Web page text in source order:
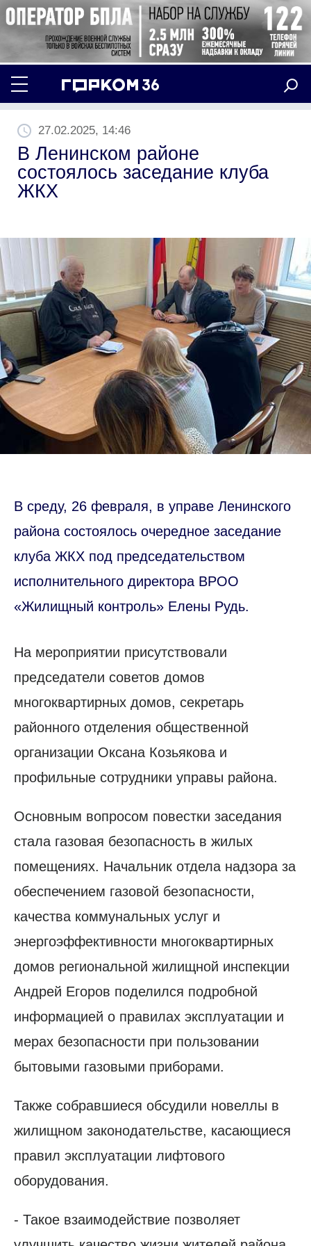
27.02.2025, 14:46
В Ленинском районе
состоялось заседание клуба
ЖКХ
В среду, 26 февраля, в управе Ленинского
района состоялось очередное заседание
клуба ЖКХ под председательством
исполнительного директора ВРОО
«Жилищный контроль» Елены Рудь.
На мероприятии присутствовали
председатели советов домов
многоквартирных домов, секретарь
районного отделения общественной
организации Оксана Козьякова и
профильные сотрудники управы района.
Основным вопросом повестки заседания
стала газовая безопасность в жилых
помещениях. Начальник отдела надзора за
обеспечением газовой безопасности,
качества коммунальных услуг и
энергоэффективности многоквартирных
домов региональной жилищной инспекции
Андрей Егоров поделился подробной
информацией о правилах эксплуатации и
мерах безопасности при пользовании
бытовыми газовыми приборами.
Также собравшиеся обсудили новеллы в
жилищном законодательстве, касающиеся
правил эксплуатации лифтового
оборудования.
- Такое взаимодействие позволяет